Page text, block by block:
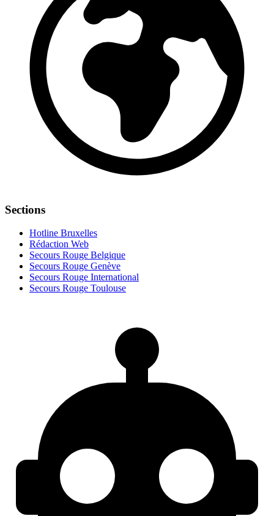
Sections
Hotline Bruxelles
Rédaction Web
Secours Rouge Belgique
Secours Rouge Genève
Secours Rouge International
Secours Rouge Toulouse